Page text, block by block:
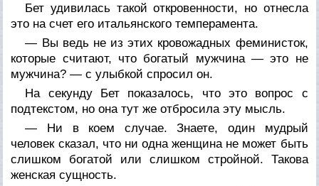
Бет удивилась такой откровенности, но отнесла
это на счет его итальянского темперамента.
— Вы ведь не из этих кровожадных феминисток,
которые считают, что богатый мужчина — это не
мужчина? — с улыбкой спросил он.
На секунду Бет показалось, что это вопрос с
подтекстом, но она тут же отбросила эту мысль.
— Ни в коем случае. Знаете, один мудрый
человек сказал, что ни одна женщина не может быть
слишком богатой или слишком стройной. Такова
женская сущность.